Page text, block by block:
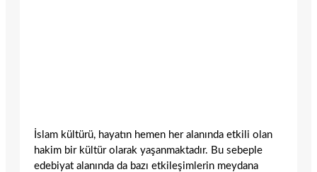
İslam kültürü, hayatın hemen her alanında etkili olan
hakim bir kültür olarak yaşanmaktadır. Bu sebeple
edebiyat alanında da bazı etkileşimlerin meydana